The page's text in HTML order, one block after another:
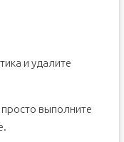
и удалите
выполните